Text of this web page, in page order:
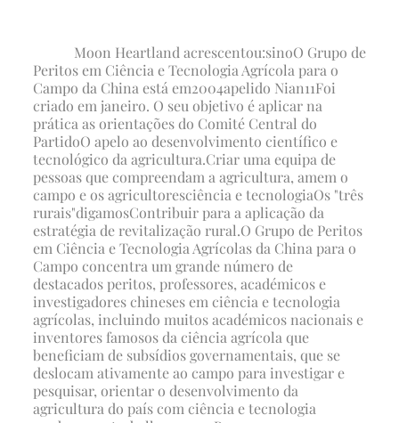
Moon Heartland acrescentou:sinoO Grupo de
Peritos em Ciência e Tecnologia Agrícola para o
Campo da China está em2004apelido Nian11Foi
criado em janeiro. O seu objetivo é aplicar na
prática as orientações do Comité Central do
PartidoO apelo ao desenvolvimento científico e
tecnológico da agricultura.Criar uma equipa de
pessoas que compreendam a agricultura, amem o
campo e os agricultoresciência e tecnologiaOs "três
rurais"digamosContribuir para a aplicação da
estratégia de revitalização rural.O Grupo de Peritos
em Ciência e Tecnologia Agrícolas da China para o
Campo concentra um grande número de
destacados peritos, professores, académicos e
investigadores chineses em ciência e tecnologia
agrícolas, incluindo muitos académicos nacionais e
inventores famosos da ciência agrícola que
beneficiam de subsídios governamentais, que se
deslocam ativamente ao campo para investigar e
pesquisar, orientar o desenvolvimento da
agricultura do país com ciência e tecnologia